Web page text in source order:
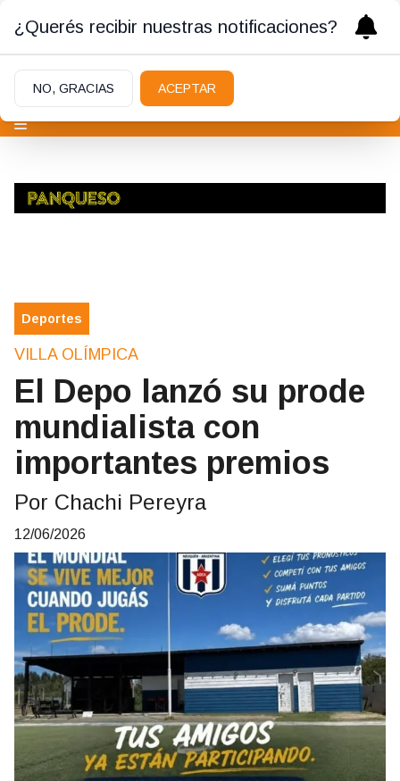
Deportes
VILLA OLÍMPICA
El Depo lanzó su prode
mundialista con
importantes premios
Por Chachi Pereyra
12/06/2026
¿Querés recibir nuestras notificaciones?
NO, GRACIAS ACEPTAR